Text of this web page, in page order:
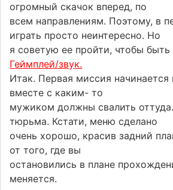
огромный скачок вперед, по
всем направлениям. Поэтому, в
играть просто неинтересно. Но
я советую ее пройти, чтобы быть
Геймплей/звук.
Итак. Первая миссия начинается
вместе с каким- то
мужиком должны свалить
тюрьма. Кстати, меню сделано
очень хорошо, красив задний
от того, где вы
остановились в плане
меняется.